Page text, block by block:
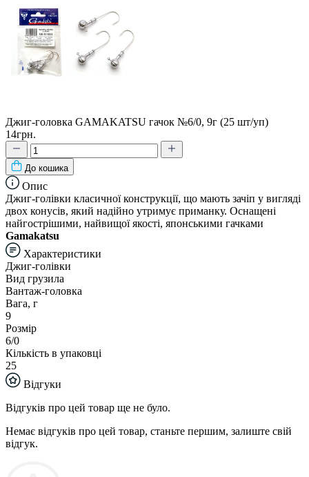
Джиг-головка GAMAKATSU гачок №6/0, 9г (25 шт/уп)
14грн.
До кошика
Опис
Джиг-голівки класичної конструкції, що мають зачіп у вигляді
двох конусів, який надійно утримує приманку. Оснащені
найгострішими, найвищої якості, японськими гачками
Gamakatsu
Характеристики
Джиг-голівки
Вид грузила
Вантаж-головка
Вага, г
9
Розмір
6/0
Кількість в упаковці
25
Відгуки
Відгуків про цей товар ще не було.
Немає відгуків про цей товар, станьте першим, залиште свій
відгук.